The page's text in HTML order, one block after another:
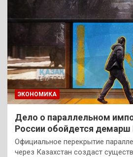
ЭКОНОМИКА
Дело о параллельном
России обойдется демарш
Официальное перекрытие
через Казахстан создаст